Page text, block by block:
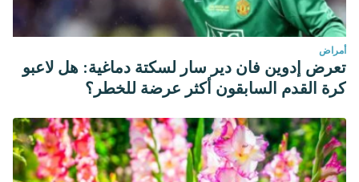
أمراض
تعرض إدوين فان دير سار لسكتة دماغية: هل لاعبو
كرة القدم السابقون أكثر عرضة للخطر؟